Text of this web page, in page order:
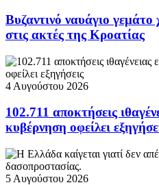
Βυζαντινό ναυάγιο
στις ακτές της Κροατίας
4 Αυγούστου 2026
102.711 αποκτήσεις
κυβέρνηση οφείλει
5 Αυγούστου 2026